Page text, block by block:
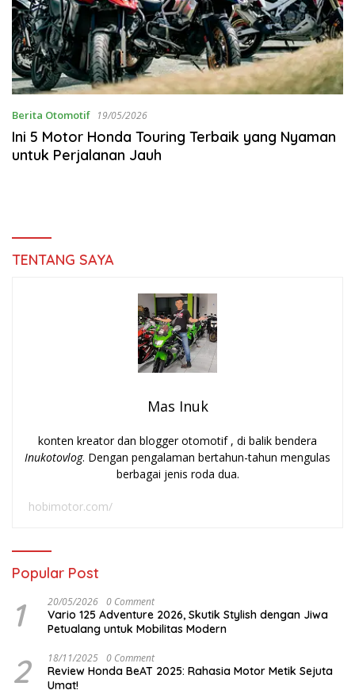
Berita Otomotif 19/05/2026
Ini 5 Motor Honda Touring Terbaik yang Nyaman
untuk Perjalanan Jauh
TENTANG SAYA
Mas Inuk
konten kreator dan blogger otomotif , di balik bendera
Inukotovlog. Dengan pengalaman bertahun-tahun mengulas
berbagai jenis roda dua.
hobimotor.com/
Popular Post
1 20/05/2026 0 Comment
Vario 125 Adventure 2026, Skutik Stylish dengan Jiwa
Petualang untuk Mobilitas Modern
2 18/11/2025 0 Comment
Review Honda BeAT 2025: Rahasia Motor Metik Sejuta
Umat!